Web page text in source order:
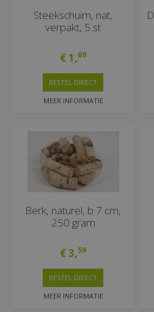
Steekschuim, nat,
verpakt, 5 st
€1,69
MEER INFORMATIE
BESTEL DIRECT
Berk, naturel, b 7 cm,
250 gram
€3,59
MEER INFORMATIE
BESTEL DIRECT